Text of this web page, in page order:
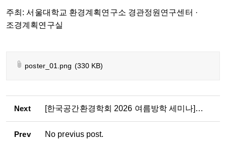
주최: 서울대학교 환경계획연구소 경관정원연구센터 ·
조경계획연구실
poster_01.png (330 KB)
Next [한국공간환경학회 2026 여름방학 세미나] 누구의 공간인가: 공공공간을 둘러싼 비판적 도시연구
Prev No previus post.